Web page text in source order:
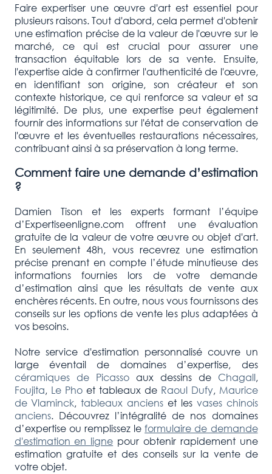
Faire expertiser une œuvre d'art est essentiel pour
plusieurs raisons. Tout d'abord, cela permet d'obtenir
une estimation précise de la valeur de l'œuvre sur le
marché, ce qui est crucial pour assurer une
transaction équitable lors de sa vente. Ensuite,
l'expertise aide à confirmer l'authenticité de l'œuvre,
en identifiant son origine, son créateur et son
contexte historique, ce qui renforce sa valeur et sa
légitimité. De plus, une expertise peut également
fournir des informations sur l'état de conservation de
l'œuvre et les éventuelles restaurations nécessaires,
contribuant ainsi à sa préservation à long terme.
Comment faire une demande d’estimation
?
Damien Tison et les experts formant l’équipe
d’Expertiseenligne.com offrent une évaluation
gratuite de la valeur de votre œuvre ou objet d'art.
En seulement 48h, vous recevrez une estimation
précise prenant en compte l’étude minutieuse des
informations fournies lors de votre demande
d’estimation ainsi que les résultats de vente aux
enchères récents. En outre, nous vous fournissons des
conseils sur les options de vente les plus adaptées à
vos besoins.
Notre service d'estimation personnalisé couvre un
large éventail de domaines d’expertise, des
céramiques de Picassoaux dessins de Chagall,
Foujita, Le Phoet tableaux de Raoul Dufy, Maurice
de Vlaminck,tableaux anciens et les vases chinois
anciens. Découvrez l’intégralité de nos domaines
d’expertise ou remplissez leformulaire de demande
d'estimation en ligne pour obtenir rapidement une
estimation gratuite et des conseils sur la vente de
votre objet.